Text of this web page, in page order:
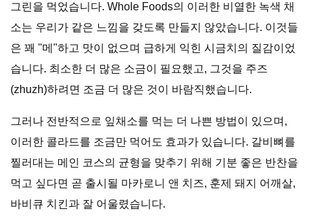
그린을 먹었습니다. Whole Foods의 이러한 비열한 녹색 채
소는 우리가 같은 느낌을 갖도록 만들지 않았습니다. 이것들
은 꽤 "메"하고 맛이 없으며 급하게 익힌 시금치의 질감이었
습니다. 최소한 더 많은 소금이 필요했고, 그것을 주즈
(zhuzh)하려면 조금 더 많은 것이 바람직했습니다.
그러나 전반적으로 잎채소를 먹는 더 나쁜 방법이 있으며,
이러한 콜라드를 조금만 먹어도 효과가 있습니다. 갈비뼈를
찔러대는 메인 코스의 균형을 맞추기 위해 기분 좋은 반찬을
먹고 싶다면 곧 출시될 마카로니 앤 치즈, 훈제 돼지 어깨살,
바비큐 치킨과 잘 어울렸습니다.